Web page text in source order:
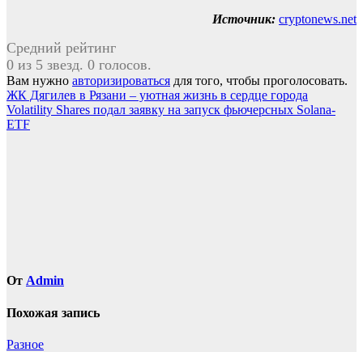
Источник: cryptonews.net
Средний рейтинг
0 из 5 звезд. 0 голосов.
Вам нужно авторизироваться для того, чтобы проголосовать.
Навигация
по
ЖК Дягилев в Рязани – уютная жизнь в сердце города
Volatility Shares подал заявку на запуск фьючерсных Solana-
ETF
От Admin
Похожая запись
Разное